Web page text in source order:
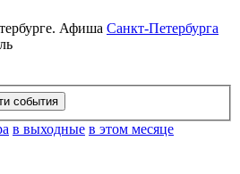
Афиша Санкт-Петербурга
в выходные в этом месяце